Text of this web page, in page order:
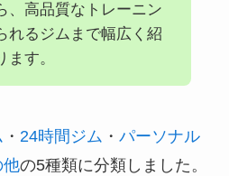
、高品質なトレーニン
れるジムまで幅広く紹
ます。
・ 24時間ジム ・ パーソナル
他の5種類に分類しました。